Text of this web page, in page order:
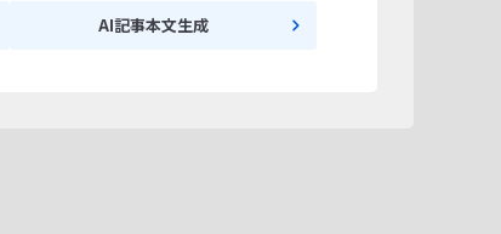
AI記事本文生成